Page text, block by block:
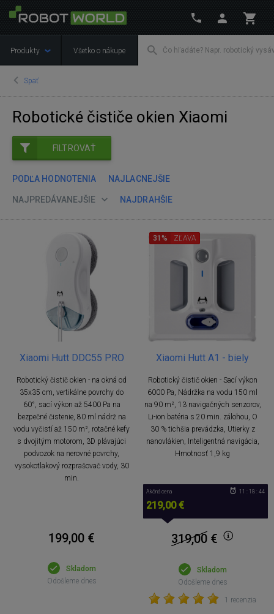
Produkty Všetko o nákupe
Späť
Robotické čističe okien Xiaomi
FILTROVAŤ
PODĽA HODNOTENIA NAJLACNEJŠIE
NAJPREDÁVANEJŠIE NAJDRAHŠIE
Xiaomi Hutt DDC55 PRO
Robotický čistič okien - na okná od
35x35 cm, vertikálne povrchy do
60°, sací výkon až 5400 Pa na
bezpečné čistenie, 80 ml nádrž na
vodu vyčistí až 150 m², rotačné kefy
s dvojitým motorom, 3D plávajúci
podvozok na nerovné povrchy,
vysokotlakový rozprašovač vody, 30
min.
199,00 €
Skladom
Odošleme dnes
Xiaomi Hutt A1 - biely
Robotický čistič okien - Sací výkon
6000 Pa, Nádržka na vodu 150 ml
na 90 m², 13 navigačných senzorov,
Li-ion batéria s 20 min. zálohou, O
30 % tichšia prevádzka, Utierky z
nanovlákien, Inteligentná navigácia,
Hmotnosť 1,9 kg
31% ZĽAVA
Akčná cena
219,00 €
11 : 18 : 44
319,00 €
Skladom
Odošleme dnes
1 recenzia